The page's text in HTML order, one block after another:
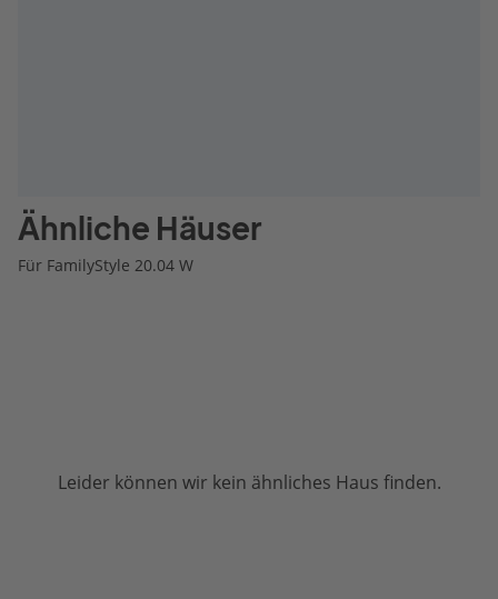
Ähnliche Häuser
Für FamilyStyle 20.04 W
Leider können wir kein ähnliches Haus finden.